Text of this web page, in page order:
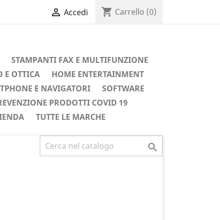
 Accedi shopping_cart Carrello (0)
STAMPANTI FAX E MULTIFUNZIONE
E OTTICA
HOME ENTERTAINMENT
E NAVIGATORI
SOFTWARE
PRODOTTI COVID 19
TUTTE LE MARCHE

Successivo